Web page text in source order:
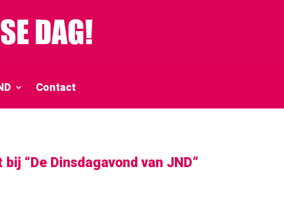
Contact
“De Dinsdagavond van JND”